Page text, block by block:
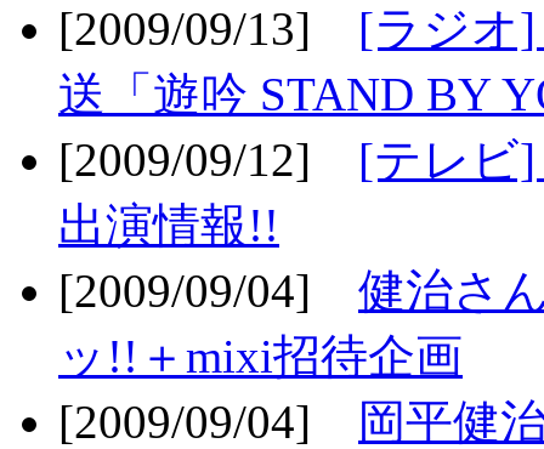
[2009/09/13] [ラジオ]
送「遊吟 STAND BY
[2009/09/12] [テレビ]
出演情報!!
[2009/09/04] 健治さ
ッ!!＋mixi招待企画
[2009/09/04]
岡平健